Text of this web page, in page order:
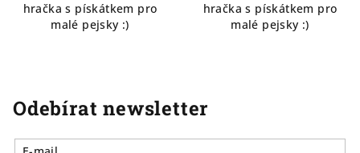
hračka s pískátkem pro
malé pejsky :)
hračka s pískátkem pro
malé pejsky :)
Odebírat newsletter